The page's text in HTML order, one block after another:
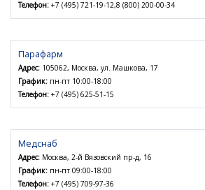
Телефон: +7 (495) 721-19-12,8 (800) 200-00-34
Парафарм
Адрес: 105062, Москва, ул. Машкова, 17
График: пн-пт 10:00-18:00
Телефон: +7 (495) 625-51-15
Медснаб
Адрес: Москва, 2-й Вязовский пр-д, 16
График: пн-пт 09:00-18:00
Телефон: +7 (495) 709-97-36